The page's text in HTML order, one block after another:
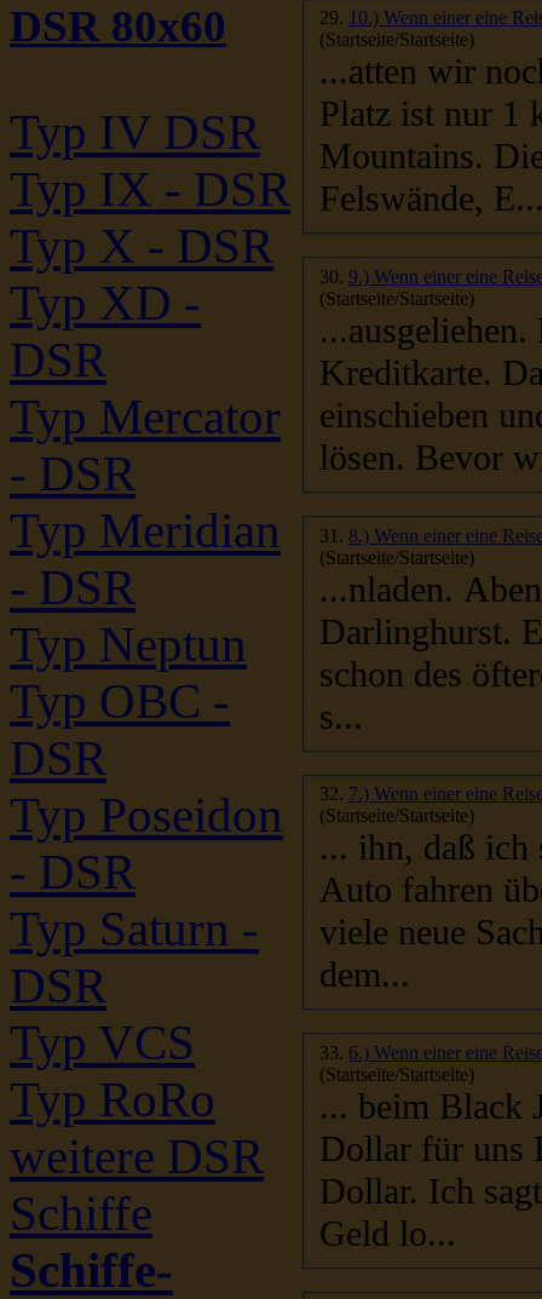
DSR 80x60
Typ IV DSR
Typ IX - DSR
Typ X - DSR
Typ XD -
DSR
Typ Mercator
- DSR
Typ Meridian
- DSR
Typ Neptun
Typ OBC -
DSR
Typ Poseidon
- DSR
Typ Saturn -
DSR
Typ VCS
Typ RoRo
weitere DSR
Schiffe
Schiffe-
29. 10.) Wenn einer eine
(Startseite/Startseite)
...atten wir noch einen
Platz ist nur 1
Mountains.
Felswände,
30. 9.) Wenn einer eine
(Startseite/Startseite)
...ausgeliehen.
Kreditkarte.
einschieben und das Fahrrad konnte man aus der Verankerung
lösen. Bevor
31. 8.) Wenn einer eine
(Startseite/Startseite)
...nladen. Abends besuchen wir einen typischen Pub in
schon des öfteren
s...
32. 7.) Wenn einer eine
(Startseite/Startseite)
... ihn, daß ich
viele neue
dem...
33. 6.) Wenn einer eine
(Startseite/Startseite)
... beim Black
Dollar. Ich sagte sind für
Geld lo...